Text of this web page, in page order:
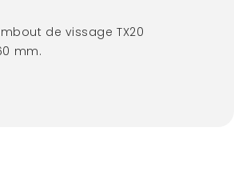
de vissage TX20
mm.